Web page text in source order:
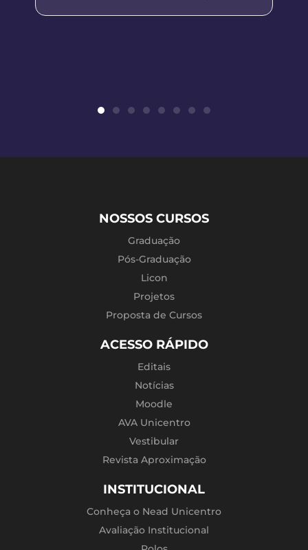
NOSSOS CURSOS
Graduação
Pós-Graduação
Licon
Projetos
Proposta de Cursos
ACESSO RÁPIDO
Editais
Notícias
Moodle
AVA Unicentro
Vestibular
Revista Aproximação
INSTITUCIONAL
Conheça o Nead Unicentro
Avaliação Institucional